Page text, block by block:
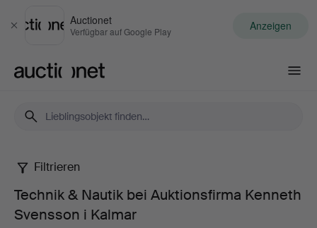
Schließen
Auctionet
Verfügbar auf Google Play Anzeigen
Technik
Filtrieren
Technik & Nautik bei Auktionsfirma Kenneth
Svensson i Kalmar